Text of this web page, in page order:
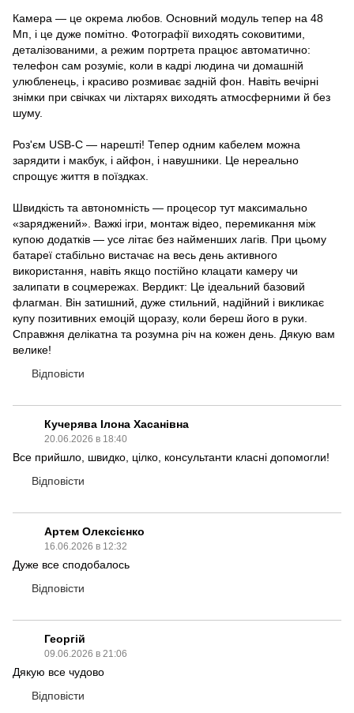
Камера — це окрема любов. Основний модуль тепер на 48
Мп, і це дуже помітно. Фотографії виходять соковитими,
деталізованими, а режим портрета працює автоматично:
телефон сам розуміє, коли в кадрі людина чи домашній
улюбленець, і красиво розмиває задній фон. Навіть вечірні
знімки при свічках чи ліхтарях виходять атмосферними й без
шуму.
Роз'єм USB-C — нарешті! Тепер одним кабелем можна
зарядити і макбук, і айфон, і навушники. Це нереально
спрощує життя в поїздках.
Швидкість та автономність — процесор тут максимально
«заряджений». Важкі ігри, монтаж відео, перемикання між
купою додатків — усе літає без найменших лагів. При цьому
батареї стабільно вистачає на весь день активного
використання, навіть якщо постійно клацати камеру чи
залипати в соцмережах. Вердикт: Це ідеальний базовий
флагман. Він затишний, дуже стильний, надійний і викликає
купу позитивних емоцій щоразу, коли береш його в руки.
Справжня делікатна та розумна річ на кожен день. Дякую вам
велике!
Відповісти
Кучерява Ілона Хасанівна
20.06.2026 в 18:40
Все прийшло, швидко, цілко, консультанти класні допомогли!
Відповісти
Артем Олексієнко
16.06.2026 в 12:32
Дуже все сподобалось
Відповісти
Георгій
09.06.2026 в 21:06
Дякую все чудово
Відповісти